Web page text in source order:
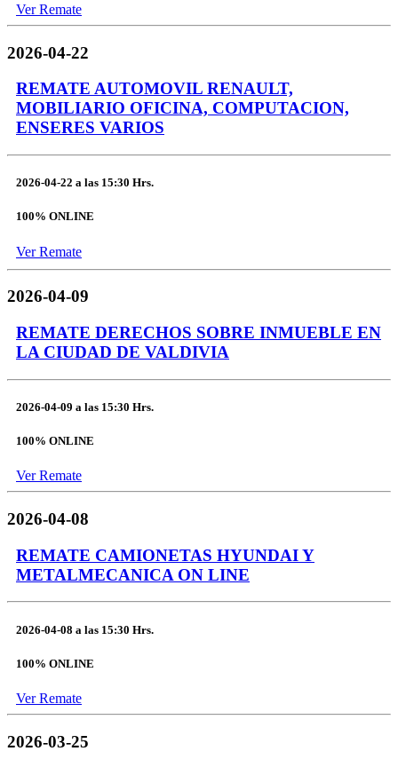
Ver Remate
2026-04-22
REMATE AUTOMOVIL RENAULT,
MOBILIARIO OFICINA, COMPUTACION,
ENSERES VARIOS
2026-04-22 a las 15:30 Hrs.
100% ONLINE
Ver Remate
2026-04-09
REMATE DERECHOS SOBRE INMUEBLE EN
LA CIUDAD DE VALDIVIA
2026-04-09 a las 15:30 Hrs.
100% ONLINE
Ver Remate
2026-04-08
REMATE CAMIONETAS HYUNDAI Y
METALMECANICA ON LINE
2026-04-08 a las 15:30 Hrs.
100% ONLINE
Ver Remate
2026-03-25